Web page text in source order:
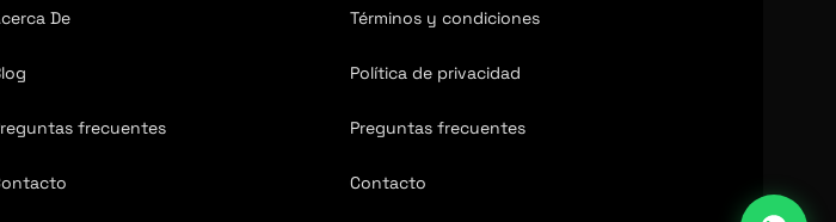
De
frecuentes
Términos y condiciones
Política de privacidad
Preguntas frecuentes
Contacto